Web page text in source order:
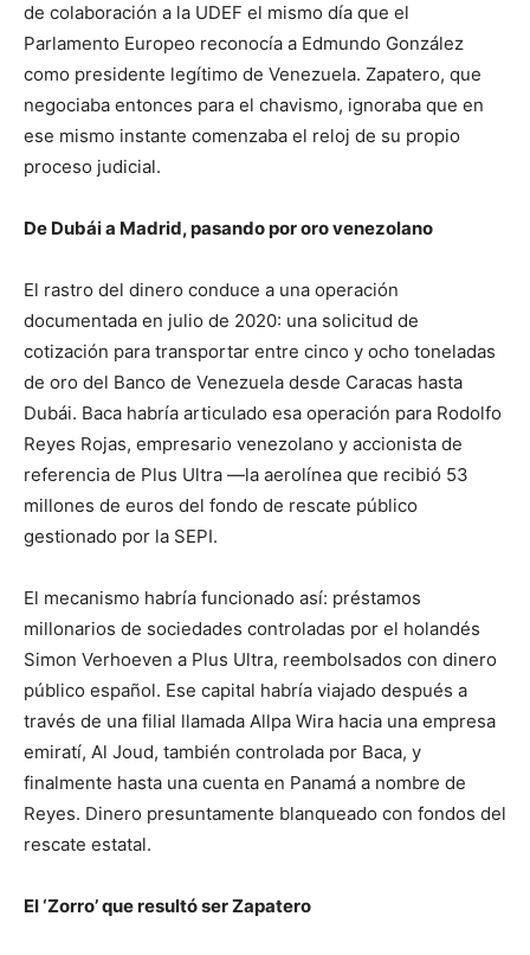
de colaboración a la UDEF el mismo día que el
Parlamento Europeo reconocía a Edmundo González
como presidente legítimo de Venezuela. Zapatero, que
negociaba entonces para el chavismo, ignoraba que en
ese mismo instante comenzaba el reloj de su propio
proceso judicial.
De Dubái a Madrid, pasando por oro venezolano
El rastro del dinero conduce a una operación
documentada en julio de 2020: una solicitud de
cotización para transportar entre cinco y ocho toneladas
de oro del Banco de Venezuela desde Caracas hasta
Dubái. Baca habría articulado esa operación para Rodolfo
Reyes Rojas, empresario venezolano y accionista de
referencia de Plus Ultra —la aerolínea que recibió 53
millones de euros del fondo de rescate público
gestionado por la SEPI.
El mecanismo habría funcionado así: préstamos
millonarios de sociedades controladas por el holandés
Simon Verhoeven a Plus Ultra, reembolsados con dinero
público español. Ese capital habría viajado después a
través de una filial llamada Allpa Wira hacia una empresa
emiratí, Al Joud, también controlada por Baca, y
finalmente hasta una cuenta en Panamá a nombre de
Reyes. Dinero presuntamente blanqueado con fondos del
rescate estatal.
El ‘Zorro’ que resultó ser Zapatero